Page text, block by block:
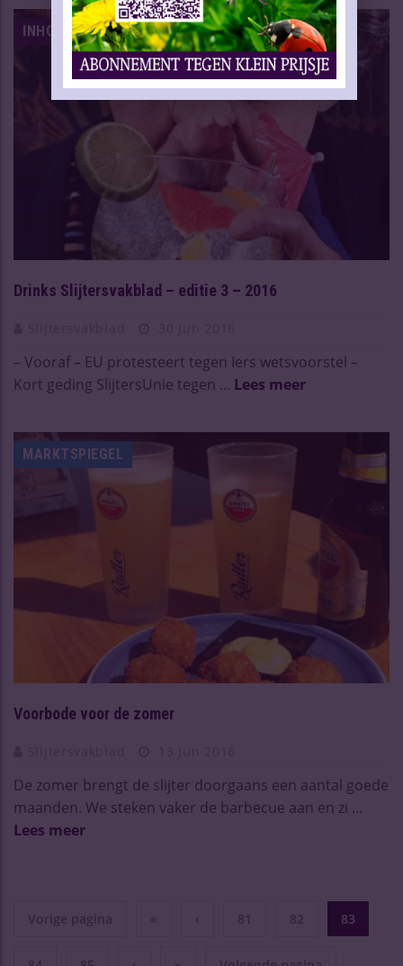
INHOUD VAKBLAD
Drinks Slijtersvakblad – editie 3 – 2016
– Vooraf – EU protesteert tegen Iers wetsvoorstel –
Kort geding SlijtersUnie tegen ... Lees meer
MARKTSPIEGEL
Voorbode voor de zomer
De zomer brengt de slijter doorgaans een aantal goede
maanden. We steken vaker de barbecue aan en zi ...
Lees meer
Vorige pagina « ‹ 81 82 83